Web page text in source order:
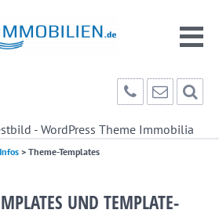
> Theme-Templates
UND TEMPLATE-